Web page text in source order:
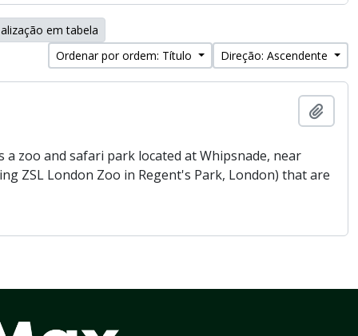
em tabela
Ordenar por ordem: Título
Direção: Ascendente
a zoo and safari park located at Whipsnade, near
ZSL London Zoo in Regent's Park, London) that are